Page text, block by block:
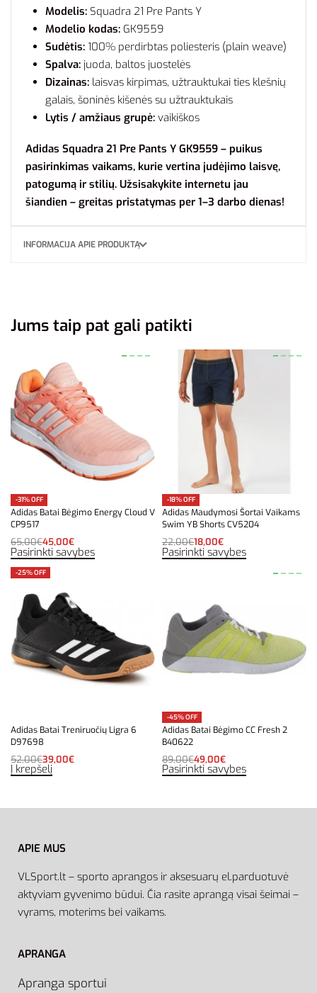
Modelis: Squadra 21 Pre Pants Y
Modelio kodas: GK9559
Sudėtis: 100% perdirbtas poliesteris (plain weave)
Spalva: juoda, baltos juostelės
Dizainas: laisvas kirpimas, užtrauktukai ties klešnių
galais, šoninės kišenės su užtrauktukais
Lytis / amžiaus grupė: vaikiškos
Adidas Squadra 21 Pre Pants Y GK9559 – puikus
pasirinkimas vaikams, kurie vertina judėjimo laisvę,
patogumą ir stilių. Užsisakykite internetu jau
šiandien – greitas pristatymas per 1–3 darbo dienas!
INFORMACIJA APIE PRODUKTĄ
Jums taip pat gali patikti
-31% OFF
Adidas Batai Bėgimo Energy Cloud V
CP9517
65,00€45,00€
Pasirinkti savybes
-18% OFF
Adidas Maudymosi Šortai Vaikams
Swim YB Shorts CV5204
22,00€18,00€
Pasirinkti savybes
-25% OFF
Adidas Batai Treniruočių Ligra 6
D97698
52,00€39,00€
Į krepšelį
-45% OFF
Adidas Batai Bėgimo CC Fresh 2
B40622
89,00€49,00€
Pasirinkti savybes
APIE MUS
VLSport.lt – sporto aprangos ir aksesuarų el.parduotuvė
aktyviam gyvenimo būdui. Čia rasite aprangą visai šeimai –
vyrams, moterims bei vaikams.
APRANGA
Apranga sportui